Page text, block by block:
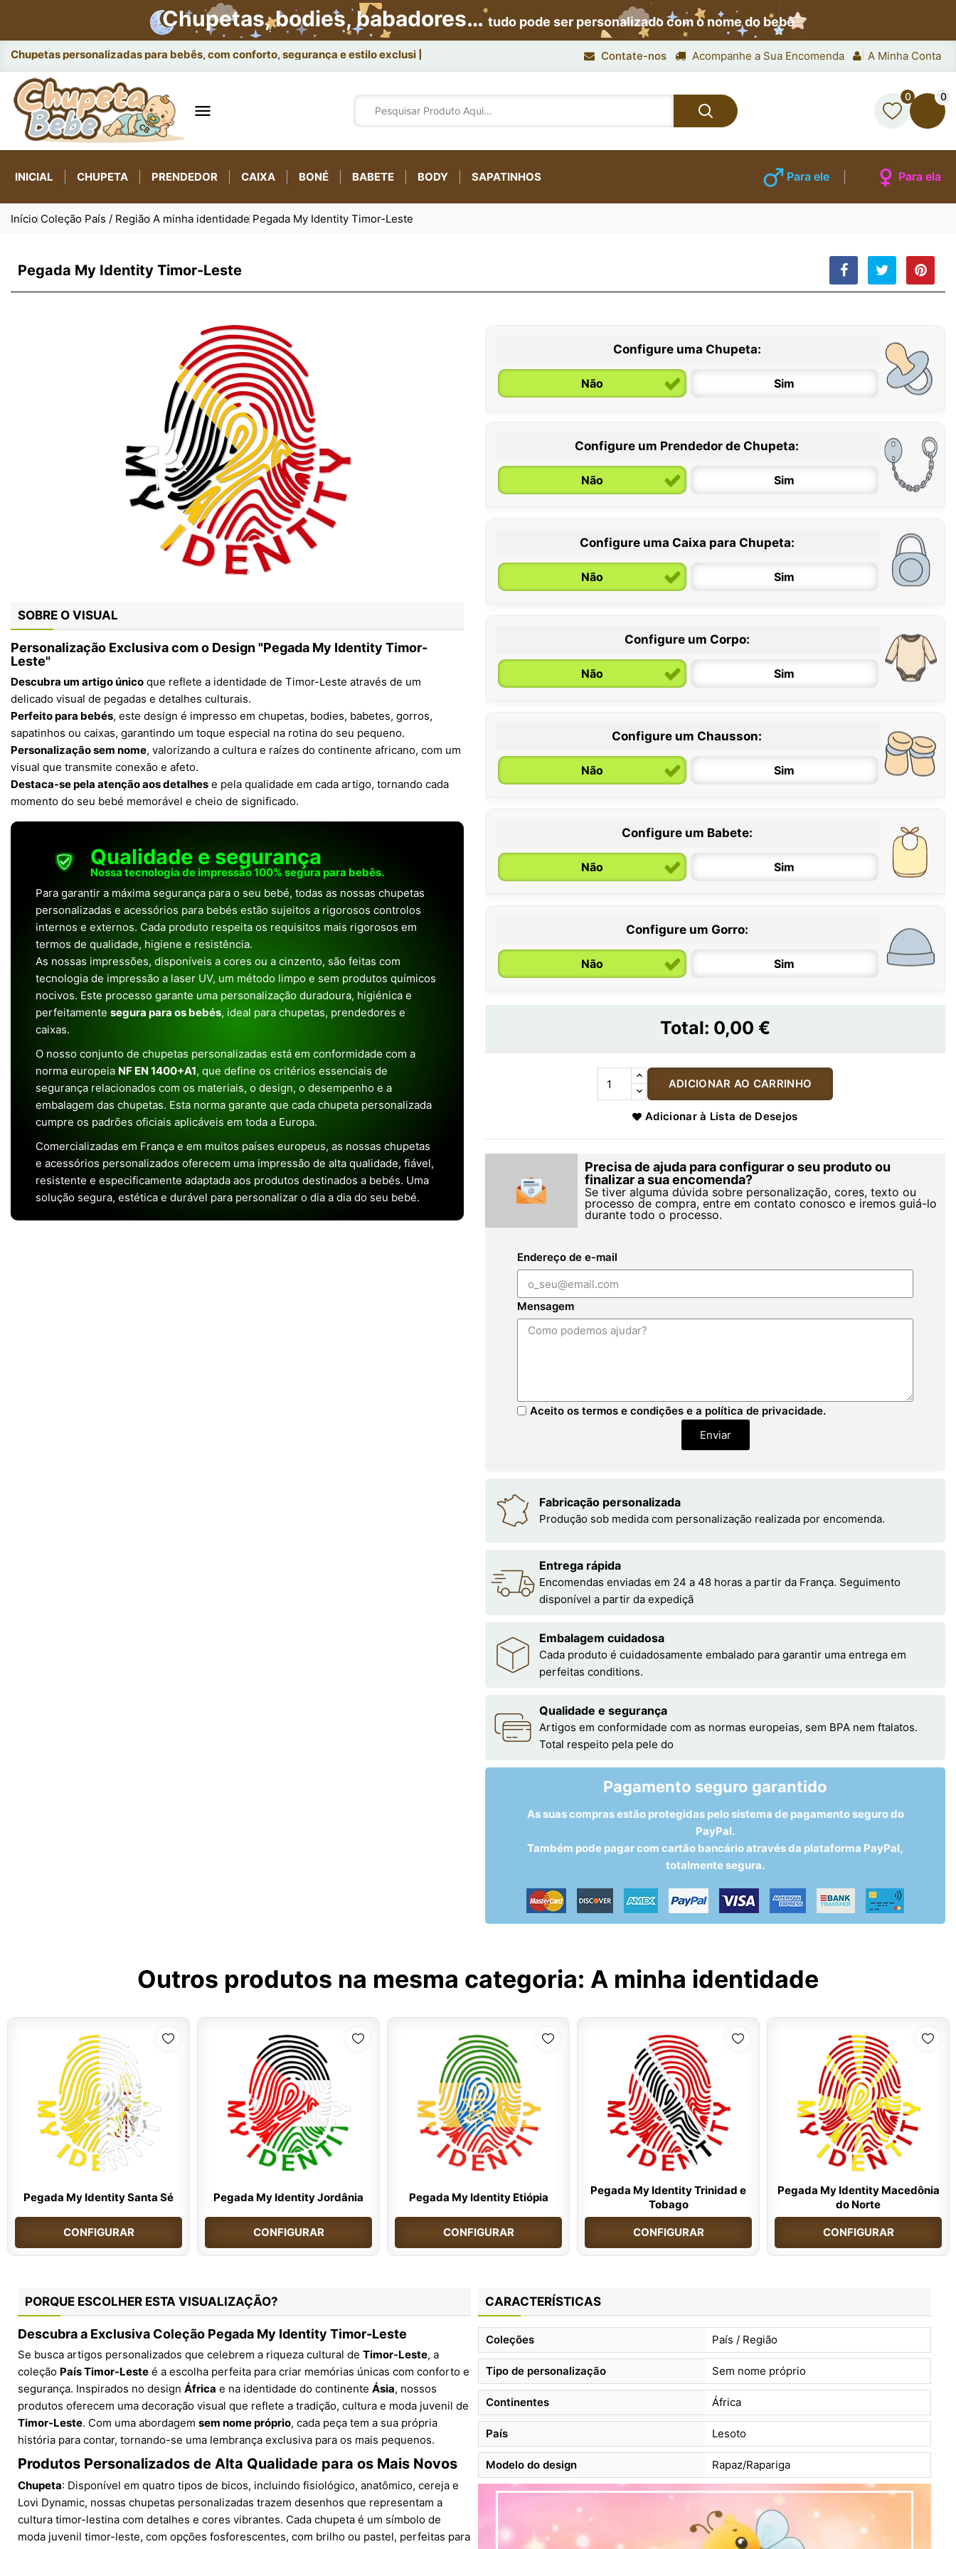
Chupetas, bodies, babadores…tudo pode ser personalizado com o nome do bebê
Chupetas personalizadas para bebês, com conforto, segurança e estilo exclusivo. Contate-nos Acompanhe a Sua Encomenda A Minha Conta

0 0
INICIAL CHUPETA PRENDEDOR CAIXA BONÉ BABETE BODY SAPATINHOS Para ele Para ela
Início Coleção País / Região A minha identidade Pegada My Identity Timor-Leste
Pegada My Identity Timor-Leste
SOBRE O VISUAL
Personalização Exclusiva com o Design "Pegada My Identity Timor-
Leste"
Descubra um artigo único que reflete a identidade de Timor-Leste através de um
delicado visual de pegadas e detalhes culturais.
Perfeito para bebés, este design é impresso em chupetas, bodies, babetes, gorros,
sapatinhos ou caixas, garantindo um toque especial na rotina do seu pequeno.
Personalização sem nome, valorizando a cultura e raízes do continente africano, com um
visual que transmite conexão e afeto.
Destaca-se pela atenção aos detalhes e pela qualidade em cada artigo, tornando cada
momento do seu bebé memorável e cheio de significado.
Qualidade e segurança
Nossa tecnologia de impressão 100% segura para bebês.
Para garantir a máxima segurança para o seu bebé, todas as nossas chupetas
personalizadas e acessórios para bebés estão sujeitos a rigorosos controlos
internos e externos. Cada produto respeita os requisitos mais rigorosos em
termos de qualidade, higiene e resistência.
As nossas impressões, disponíveis a cores ou a cinzento, são feitas com
tecnologia de impressão a laser UV, um método limpo e sem produtos químicos
nocivos. Este processo garante uma personalização duradoura, higiénica e
perfeitamente segura para os bebés, ideal para chupetas, prendedores e
caixas.
O nosso conjunto de chupetas personalizadas está em conformidade com a
norma europeia NF EN 1400+A1, que define os critérios essenciais de
segurança relacionados com os materiais, o design, o desempenho e a
embalagem das chupetas. Esta norma garante que cada chupeta personalizada
cumpre os padrões oficiais aplicáveis em toda a Europa.
Comercializadas em França e em muitos países europeus, as nossas chupetas
e acessórios personalizados oferecem uma impressão de alta qualidade, fiável,
resistente e especificamente adaptada aos produtos destinados a bebés. Uma
solução segura, estética e durável para personalizar o dia a dia do seu bebé.
Configure uma Chupeta:
Não Sim
0 / 6 meses
Configure um Prendedor de Chupeta:
Não Sim
Configure uma Caixa para Chupeta:
Não Sim
Configure um Corpo:
Não Sim
6 / 12 meses 12 / 18 meses
Configure um Chausson:
Não Sim
Configure um Babete:
Não Sim
Configure um Gorro:
Não Sim
Total: 0,00 €
ADICIONAR AO CARRINHO
Adicionar à Lista de Desejos
Precisa de ajuda para configurar o seu produto ou
finalizar a sua encomenda?
Se tiver alguma dúvida sobre personalização, cores, texto ou
processo de compra, entre em contato conosco e iremos guiá-lo
durante todo o processo.
Endereço de e-mail
Mensagem
Aceito os termos e condições e a política de privacidade.
Enviar
Fabricação personalizada
Produção sob medida com personalização realizada por encomenda.
Entrega rápida
Encomendas enviadas em 24 a 48 horas a partir da França. Seguimento
disponível a partir da expediçã
Embalagem cuidadosa
Cada produto é cuidadosamente embalado para garantir uma entrega em
perfeitas conditions.
Qualidade e segurança
Artigos em conformidade com as normas europeias, sem BPA nem ftalatos.
Total respeito pela pele do
Pagamento seguro garantido
As suas compras estão protegidas pelo sistema de pagamento seguro do
PayPal.
Também pode pagar com cartão bancário através da plataforma PayPal,
totalmente segura.
Outros produtos na mesma categoria: A minha identidade
Pegada My Identity Santa Sé
CONFIGURAR
Pegada My Identity Jordânia
CONFIGURAR
Pegada My Identity Etiópia
CONFIGURAR
Pegada My Identity Trinidad e
Tobago
CONFIGURAR
Pegada My Identity Macedônia
do Norte
CONFIGURAR
PORQUE ESCOLHER ESTA VISUALIZAÇÃO?
Descubra a Exclusiva Coleção Pegada My Identity Timor-Leste
Se busca artigos personalizados que celebrem a riqueza cultural de Timor-Leste, a
coleção País Timor-Leste é a escolha perfeita para criar memórias únicas com conforto e
segurança. Inspirados no design África e na identidade do continente Ásia, nossos
produtos oferecem uma decoração visual que reflete a tradição, cultura e moda juvenil de
Timor-Leste. Com uma abordagem sem nome próprio, cada peça tem a sua própria
história para contar, tornando-se uma lembrança exclusiva para os mais pequenos.
Produtos Personalizados de Alta Qualidade para os Mais Novos
Chupeta: Disponível em quatro tipos de bicos, incluindo fisiológico, anatômico, cereja e
Lovi Dynamic, nossas chupetas personalizadas trazem desenhos que representam a
cultura timor-lestina com detalhes e cores vibrantes. Cada chupeta é um símbolo de
moda juvenil timor-leste, com opções fosforescentes, com brilho ou pastel, perfeitas para
CARACTERÍSTICAS
Coleções País / Região
Tipo de personalização Sem nome próprio
Continentes África
País Lesoto
Modelo do design Rapaz/Rapariga